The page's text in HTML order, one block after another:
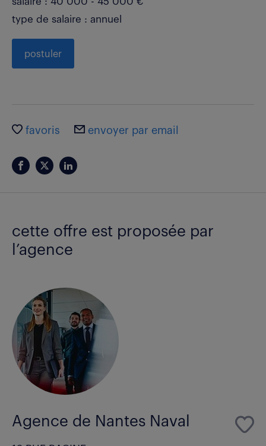
type de salaire : annuel
postuler
favoris envoyer par email
cette offre est proposée par
l’agence
Agence de Nantes Naval